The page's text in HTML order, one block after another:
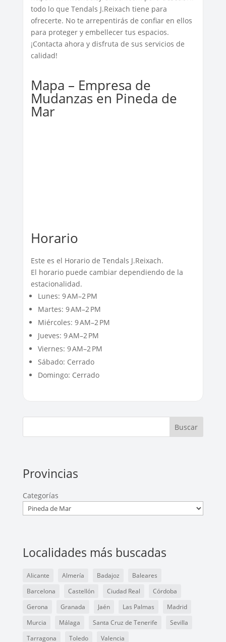
todo lo que Tendals J.Reixach tiene para
ofrecerte. No te arrepentirás de confiar en ellos
para proteger y embellecer tus espacios.
¡Contacta ahora y disfruta de sus servicios de
calidad!
Mapa – Empresa de
Mudanzas en Pineda de
Mar
Horario
Este es el Horario de Tendals J.Reixach.
El horario puede cambiar dependiendo de la
estacionalidad.
Lunes: 9 AM–2 PM
Martes: 9 AM–2 PM
Miércoles: 9 AM–2 PM
Jueves: 9 AM–2 PM
Viernes: 9 AM–2 PM
Sábado: Cerrado
Domingo: Cerrado
Buscar
Provincias
Categorías
Localidades más buscadas
Alicante Almería Badajoz
Baleares
Barcelona
Castellón Ciudad Real
Córdoba
Gerona
Granada Jaén Las Palmas
Madrid
Murcia
Málaga Santa Cruz de Tenerife
Sevilla
Tarragona
Toledo Valencia